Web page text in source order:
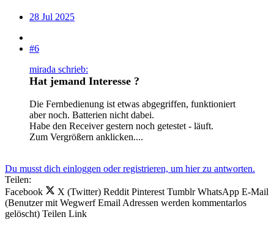
28 Jul 2025
#6
mirada schrieb:
Hat jemand Interesse ?
Die Fernbedienung ist etwas abgegriffen, funktioniert
aber noch. Batterien nicht dabei.
Habe den Receiver gestern noch getestet - läuft.
Zum Vergrößern anklicken....
Du musst dich einloggen oder registrieren, um hier zu antworten.
Teilen:
Facebook
X (Twitter) Reddit Pinterest Tumblr WhatsApp E-Mail
(Benutzer mit Wegwerf Email Adressen werden kommentarlos
gelöscht) Teilen Link